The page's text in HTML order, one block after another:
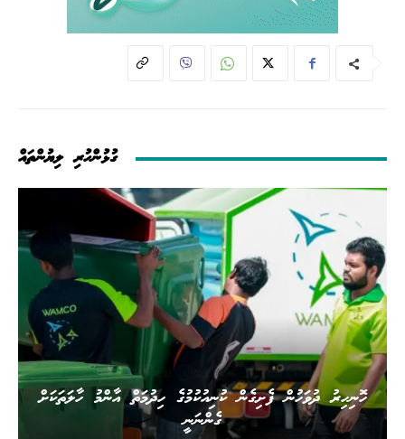
ގުޅުންހުރި ލިޔުންތައް
ހޮނިހިރު ދުވަހުން ފެށިގެން ކުނިއުކުމުގެ ހިދުމަތް އާންމު ހާލަތަކަށް
ގެންނަނީ